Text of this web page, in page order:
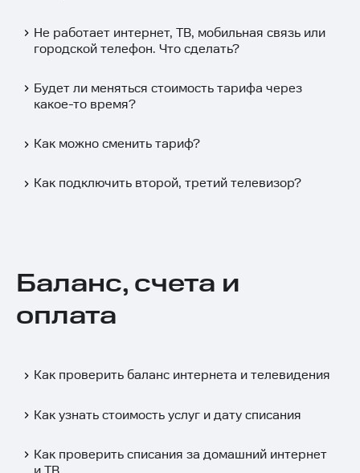
Не работает интернет, ТВ, мобильная связь или
городской телефон. Что сделать?
Будет ли меняться стоимость тарифа через
какое-то время?
Как можно сменить тариф?
Как подключить второй, третий телевизор?
Баланс, счета и
оплата
Как проверить баланс интернета и телевидения
Как узнать стоимость услуг и дату списания
Как проверить списания за домашний интернет